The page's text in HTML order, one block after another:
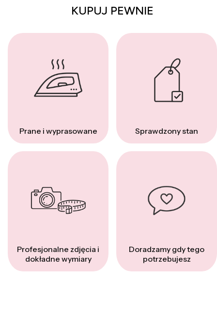
KUPUJ PEWNIE
Prane i wyprasowane Sprawdzony stan
Profesjonalne zdjęcia i
dokładne wymiary
Doradzamy gdy tego
potrzebujesz